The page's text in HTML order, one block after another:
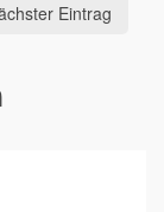
Eintrag